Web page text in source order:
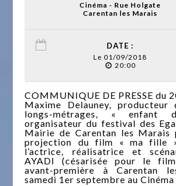
Cinéma - Rue Holgate
Carentan les Marais
DATE :
Le 01/09/2018
20:00
COMMUNIQUE DE PRESSE du
Maxime Delauney,
longs-métrages, « enfant
organisateur du festival des
Mairie de Carentan les Marais
projection du film « ma fille
l’actrice, réalisatrice et
AYADI (césarisée pour le
avant-première à Carentan
samedi 1er septembre au